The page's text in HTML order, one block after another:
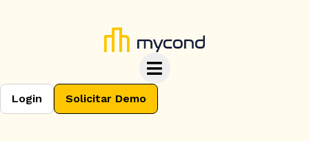
Login Solicitar Demo